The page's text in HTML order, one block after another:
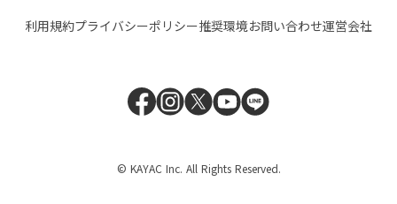
利用規約プライバシーポリシー推奨環境お問い合わせ運営会社
© KAYAC Inc. All Rights Reserved.